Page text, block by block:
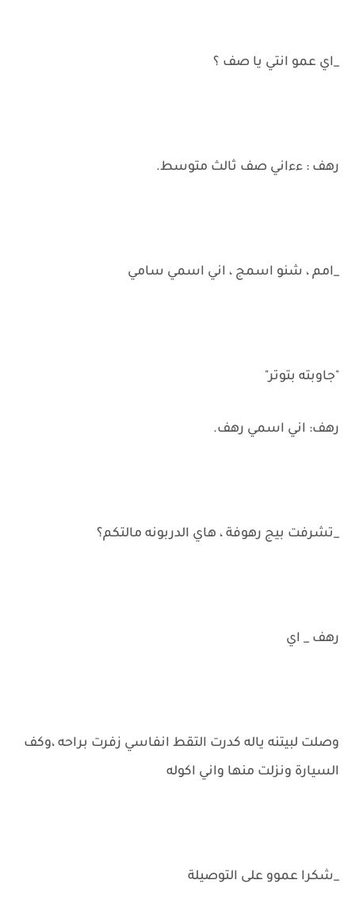
_اي عمو انتي يا صف ؟
رهف : ءءاني صف ثالث متوسط.
_امم ، شنو اسمج ، اني اسمي سامي
"جاوبته بتوتر"
رهف: اني اسمي رهف.
_تشرفت بيج رهوفة ، هاي الدربونه مالتكم؟
رهف _ اي
وصلت لبيتنه ياله كدرت التقط انفاسي زفرت براحه ،وكف
السيارة ونزلت منها واني اكوله
_شكرا عموو على التوصيلة